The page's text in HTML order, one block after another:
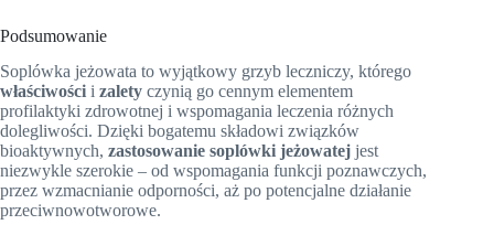
Podsumowanie
Soplówka jeżowata to wyjątkowy grzyb leczniczy, którego
właściwości i zalety czynią go cennym elementem
profilaktyki zdrowotnej i wspomagania leczenia różnych
dolegliwości. Dzięki bogatemu składowi związków
bioaktywnych, zastosowanie soplówki jeżowatej jest
niezwykle szerokie – od wspomagania funkcji poznawczych,
przez wzmacnianie odporności, aż po potencjalne działanie
przeciwnowotworowe.